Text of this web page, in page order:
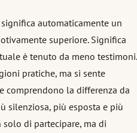
automaticamente un
superiore. Significa
è tenuto da meno testimoni.
pratiche, ma si sente
comprendono la differenza da
silenziosa, più esposta e più
solo di partecipare, ma di